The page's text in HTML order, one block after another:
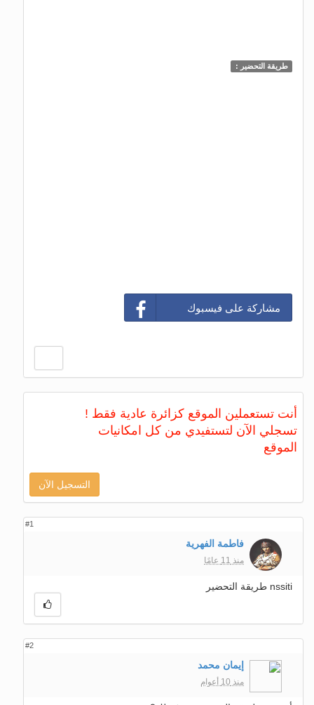
طريقة التحضير :
مشاركة على فيسبوك
أنت تستعملين الموقع كزائرة عادية فقط !
تسجلي الآن لتستفيدي من كل امكانيات
الموقع
التسجيل الآن
#1
فاطمة الفهرية
منذ 11 عامًا
nssiti طريقة التحضير
#2
إيمان محمد
منذ 10 أعوام